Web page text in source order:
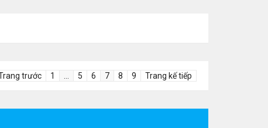
trước 1 5 6 7 8 9 Trang kế tiếp